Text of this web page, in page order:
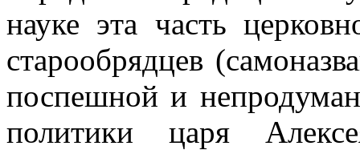
науке эта часть
старообрядцев
поспешной и
политики царя